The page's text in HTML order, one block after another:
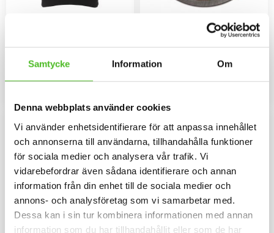
Samtycke Information Om
Denna webbplats använder cookies
Vi använder enhetsidentifierare för att anpassa innehållet
och annonserna till användarna, tillhandahålla funktioner
för sociala medier och analysera vår trafik. Vi
vidarebefordrar även sådana identifierare och annan
information från din enhet till de sociala medier och
annons- och analysföretag som vi samarbetar med.
Dessa kan i sin tur kombinera informationen med annan
information som du har tillhandahållit eller som de har
tryckt på bröstet. Motivstorlek ca
28x7 cm.
429
Dekaler med Keeshond
Rund dekal i 3D-variant av hög
kvalitet med ett motiv av en
Keeshond. Finns i 3 storlekar 10
cm , 15 cm och 30 cm i diameter.